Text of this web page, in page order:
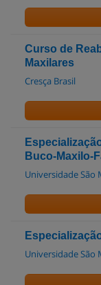
Curso de
Maxilares
Cresça Brasil
Buco-Maxilo-
Universidade São
Universidade São